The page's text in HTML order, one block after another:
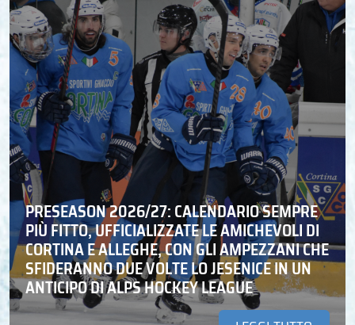
PRESEASON 2026/27: CALENDARIO SEMPRE
PIÙ FITTO, UFFICIALIZZATE LE AMICHEVOLI DI
CORTINA E ALLEGHE, CON GLI AMPEZZANI CHE
SFIDERANNO DUE VOLTE LO JESENICE IN UN
ANTICIPO DI ALPS HOCKEY LEAGUE